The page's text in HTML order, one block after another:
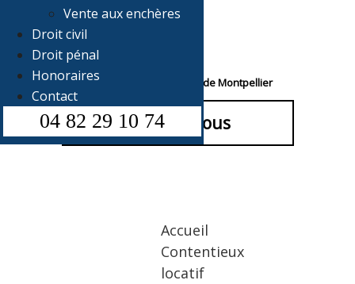
Vente aux enchères
Droit civil
Droit pénal
Honoraires
Contact
04 82 29 10 74
Votre avocat au Barreau de Montpellier
Contactez-nous
Accueil
Contentieux
locatif